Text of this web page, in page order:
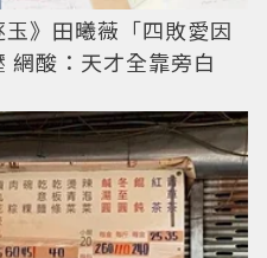
》田曦薇「四敗愛因
網酸：天才全靠旁白